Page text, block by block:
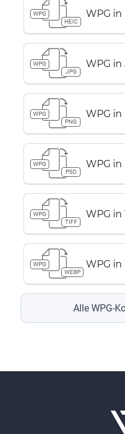
WPG
HEIC
WPG
WPG
JPG
WPG
WPG
PNG
WPG
WPG
PSD
WPG
WPG
TIFF
WPG
WPG
WEBP
WPG
Alle WPG-